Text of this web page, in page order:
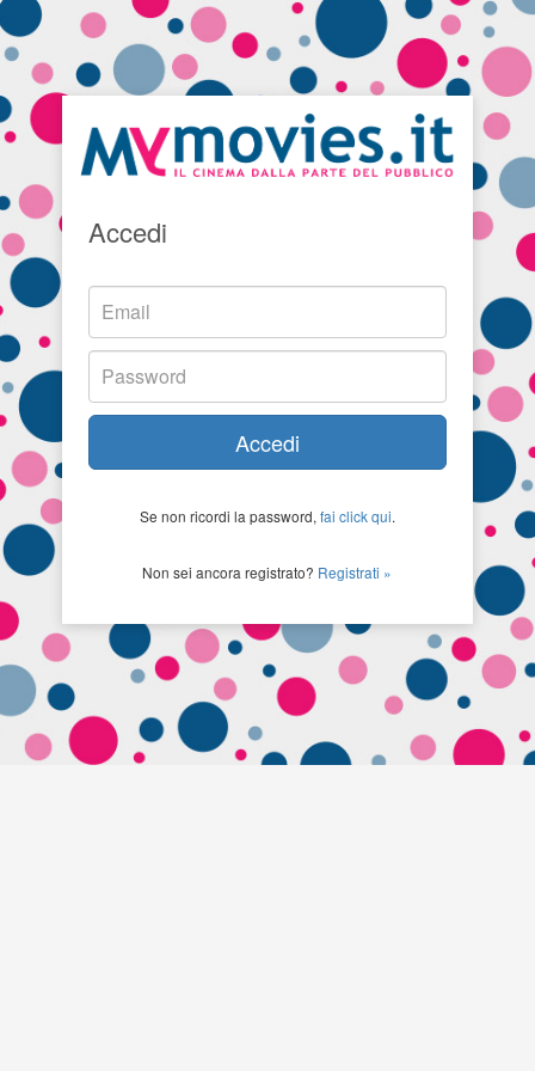
Accedi
Accedi
Se non ricordi la password, fai click qui.
Non sei ancora registrato? Registrati »